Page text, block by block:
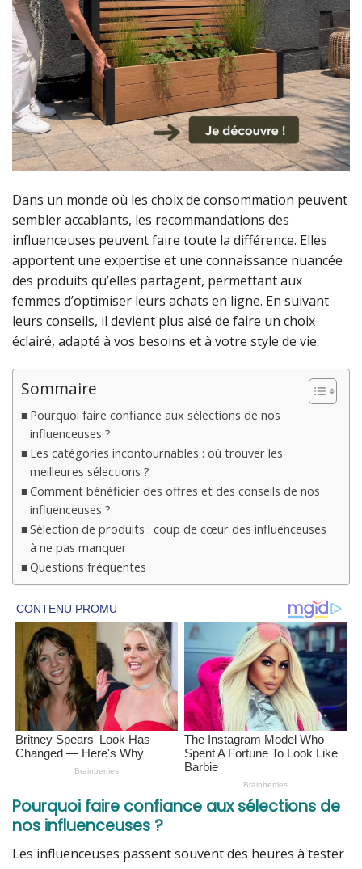
Dans un monde où les choix de consommation peuvent
sembler accablants, les recommandations des
influenceuses peuvent faire toute la différence. Elles
apportent une expertise et une connaissance nuancée
des produits qu’elles partagent, permettant aux
femmes d’optimiser leurs achats en ligne. En suivant
leurs conseils, il devient plus aisé de faire un choix
éclairé, adapté à vos besoins et à votre style de vie.
Sommaire
Pourquoi faire confiance aux sélections de nos
influenceuses ?
Les catégories incontournables : où trouver les
meilleures sélections ?
Comment bénéficier des offres et des conseils de nos
influenceuses ?
Sélection de produits : coup de cœur des influenceuses
à ne pas manquer
Questions fréquentes
Pourquoi faire confiance aux sélections de
nos influenceuses ?
Les influenceuses passent souvent des heures à tester